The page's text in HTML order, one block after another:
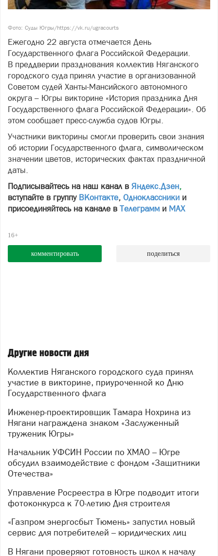
Фото: Суды Югры/https://vk.ru/ugracourts
Ежегодно 22 августа отмечается День
Государственного флага Российской Федерации.
В преддверии празднования коллектив Няганского
городского суда принял участие в организованной
Советом судей Ханты-Мансийского автономного
округа – Югры викторине «История праздника Дня
Государственного флага Российской Федерации». Об
этом сообщает пресс-служба судов Югры.
Участники викторины смогли проверить свои знания
об истории Государственного флага, символическом
значении цветов, исторических фактах праздничной
даты.
Подписывайтесь на наш канал в Яндекс.Дзен,
вступайте в группу ВКонтакте, Одноклассники и
присоединяйтесь на канале в Телеграмм и МАХ
16+
комментировать поделиться
Другие новости дня
Коллектив Няганского городского суда принял
участие в викторине, приуроченной ко Дню
Государственного флага
Инженер-проектировщик Тамара Нохрина из
Нягани награждена знаком «Заслуженный
труженик Югры»
Начальник УФСИН России по ХМАО – Югре
обсудил взаимодействие с фондом «Защитники
Отечества»
Управление Росреестра в Югре подводит итоги
фотоконкурса к 70-летию Дня строителя
«Газпром энергосбыт Тюмень» запустил новый
сервис для потребителей – юридических лиц
В Нягани проверяют готовность школ к началу